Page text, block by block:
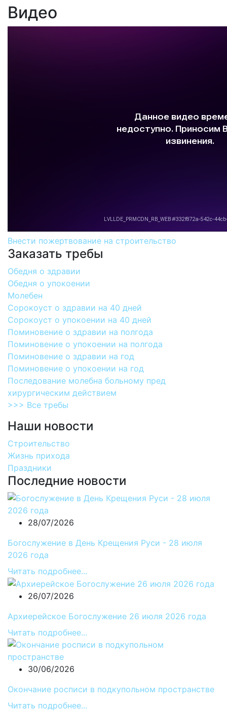
Видео
Внести пожертвование на строительство
Заказать требы
Обедня о здравии
Обедня о упокоении
Молебен
Сорокоуст о здравии на 40 дней
Сорокоуст о упокоении на 40 дней
Поминовение о здравии на полгода
Поминовение о упокоении на полгода
Поминовение о здравии на год
Поминовение о упокоении на год
Последование молебна больному пред
хирургическим действием
>>> Все требы
Наши новости
Строительство
Жизнь прихода
Праздники
Последние новости
28/07/2026
Богослужение в День Крещения Руси - 28 июля
2026 года
Читать подробнее...
26/07/2026
Архиерейское Богослужение 26 июля 2026 года
Читать подробнее...
30/06/2026
Окончание росписи в подкупольном пространстве
Читать подробнее...